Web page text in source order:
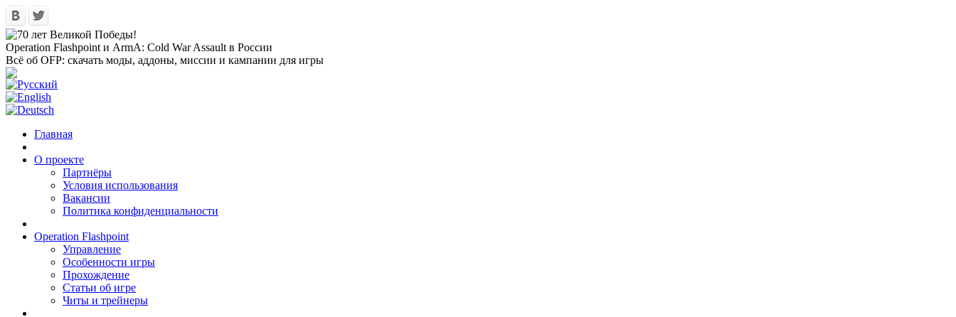
Operation Flashpoint и ArmA: Cold War Assault в России
Всё об OFP: скачать моды, аддоны, миссии и кампании для игры
Главная
О проекте
Партнёры
Условия использования
Вакансии
Политика конфиденциальности
Operation Flashpoint
Управление
Особенности игры
Прохождение
Статьи об игре
Читы и трейнеры